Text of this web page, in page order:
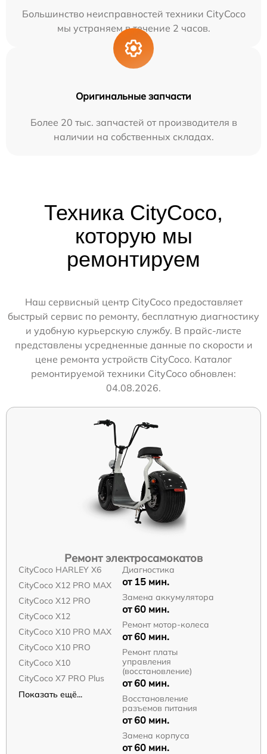
Большинство неисправностей техники CityCoco
мы устраняем в течение 2 часов.
Оригинальные запчасти
Более 20 тыс. запчастей от производителя в
наличии на собственных складах.
Техника CityCoco,
которую мы
ремонтируем
Наш сервисный центр CityCoco предоставляет
быстрый сервис по ремонту, бесплатную диагностику
и удобную курьерскую службу. В прайс-листе
представлены усредненные данные по скорости и
цене ремонта устройств CityCoco. Каталог
ремонтируемой техники CityCoco обновлен:
04.08.2026.
Ремонт электросамокатов
CityCoco HARLEY X6
CityCoco X12 PRO MAX
CityCoco X12 PRO
CityCoco X12
CityCoco X10 PRO MAX
CityCoco X10 PRO
CityCoco X10
CityCoco X7 PRO Plus
Показать ещё...
Диагностика
от 15 мин.
Замена аккумулятора
от 60 мин.
Ремонт мотор-колеса
от 60 мин.
Ремонт платы
управления
(восстановление)
от 60 мин.
Восстановление
разъемов питания
от 60 мин.
Замена корпуса
от 60 мин.